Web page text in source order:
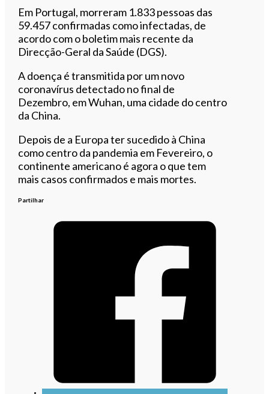
Em Portugal, morreram 1.833 pessoas das
59.457 confirmadas como infectadas, de
acordo com o boletim mais recente da
Direcção-Geral da Saúde (DGS).
A doença é transmitida por um novo
coronavírus detectado no final de
Dezembro, em Wuhan, uma cidade do centro
da China.
Depois de a Europa ter sucedido à China
como centro da pandemia em Fevereiro, o
continente americano é agora o que tem
mais casos confirmados e mais mortes.
Partilhar